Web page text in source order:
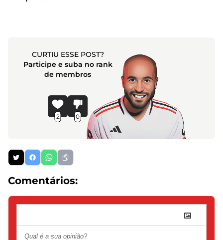
CURTIU ESSE POST?
Participe e suba no rank
de membros
2 0
Comentários: